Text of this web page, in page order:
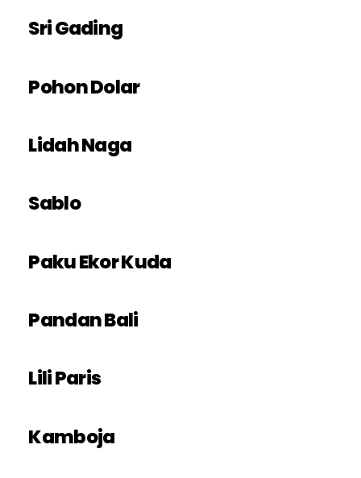
Sri Gading
Pohon Dolar
Lidah Naga
Sablo
Paku Ekor Kuda
Pandan Bali
Lili Paris
Kamboja